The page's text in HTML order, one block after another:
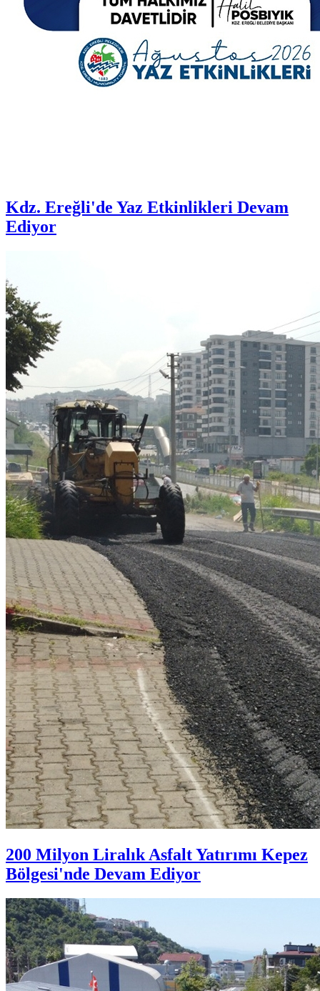
Kdz. Ereğli'de Yaz Etkinlikleri Devam
Ediyor
200 Milyon Liralık Asfalt Yatırımı Kepez
Bölgesi'nde Devam Ediyor